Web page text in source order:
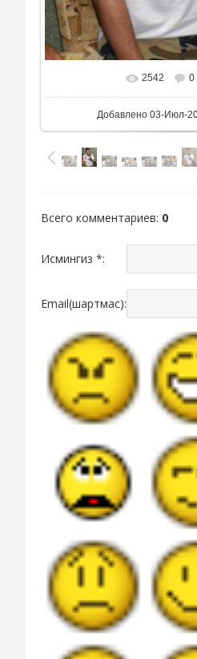
В реальном размере
2542 0
Добавлено03-Июл-
Всего комментариев: 0
Исмингиз *:
Email(шартмас):